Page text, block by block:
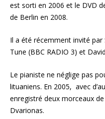
est sorti en 2006 et le DVD
de Berlin en 2008.
Il a été récemment invité
Tune (BBC RADIO 3) et
Le pianiste ne néglige pas
lituaniens. En 2005, avec
enregistré deux morceaux
Dvarionas.